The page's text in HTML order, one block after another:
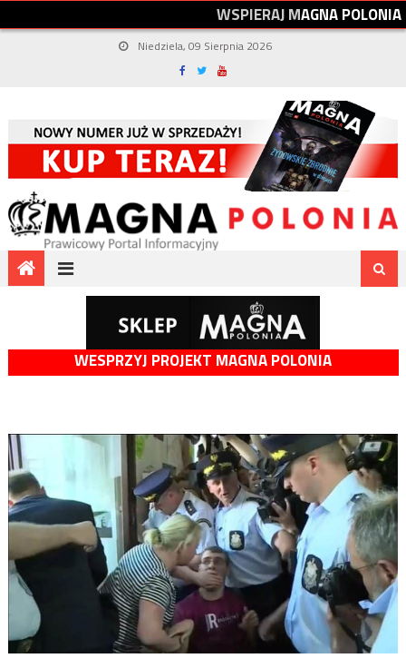
WSPIERAJMAGNAPOLONIA
Niedziela, 09 Sierpnia 2026
WESPRZYJ PROJEKT MAGNA POLONIA